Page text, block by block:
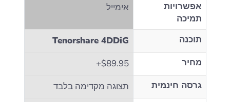
אפשרויות
תמיכה
אימייל
תוכנה
Tenorshare 4DDiG
מחיר
$89.95+
גרסה חינמית
תצוגה מקדימה בלבד